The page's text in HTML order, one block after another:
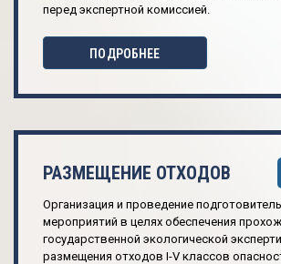
перед экспертной комиссией.
ПОДРОБНЕЕ
РАЗМЕЩЕНИЕ ОТХОДОВ
Организация и проведение
мероприятий в целях обеспечения
государственной экологической
размещения отходов I-V классов